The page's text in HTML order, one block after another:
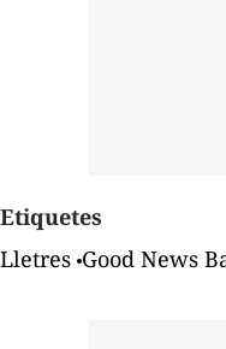
Etiquetes
Lletres Good News